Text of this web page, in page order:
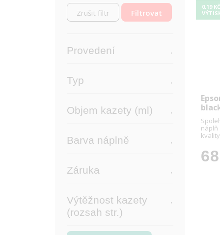
Zrušit filtr
Provedení
Typ
Objem kazety (ml)
Barva náplně
Záruka
Výtěžnost kazety
(rozsah str.)
0,19 KČ
náplň
kvality
68